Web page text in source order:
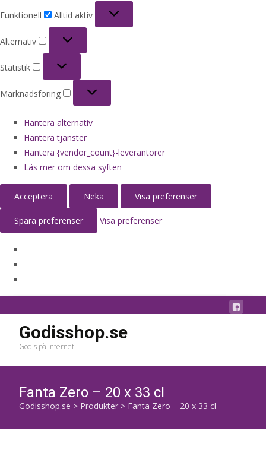
Funktionell
Alltid aktiv
Alternativ
Statistik
Marknadsföring
Hantera alternativ
Hantera tjänster
Hantera {vendor_count}-leverantörer
Läs mer om dessa syften
Acceptera Neka Visa preferenser
Spara preferenser Visa preferenser
Godisshop.se
Godis på internet
Fanta Zero – 20 x 33 cl
Godisshop.se > Produkter > Fanta Zero – 20 x 33 cl